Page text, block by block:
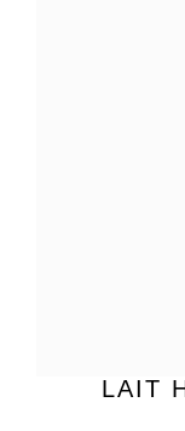
LAIT